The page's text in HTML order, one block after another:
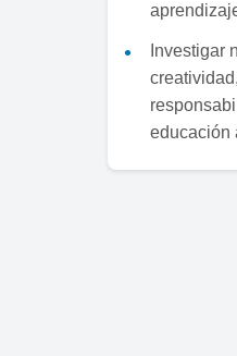
Investigar
educación